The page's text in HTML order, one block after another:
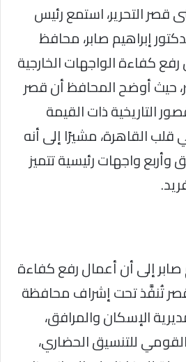
التحرير، استمع رئيس
إبراهيم صابر، محافظ
كفاءة الواجهات الخارجية
حيث أوضح المحافظ أن قصر
التاريخية ذات القيمة
قلب القاهرة، مشيرًا إلى أنه
واجهات رئيسية تتميز
صابر إلى أن أعمال رفع كفاءة
تُنفَّذ تحت إشراف محافظة
الإسكان والمرافق،
للتنسيق الحضاري،